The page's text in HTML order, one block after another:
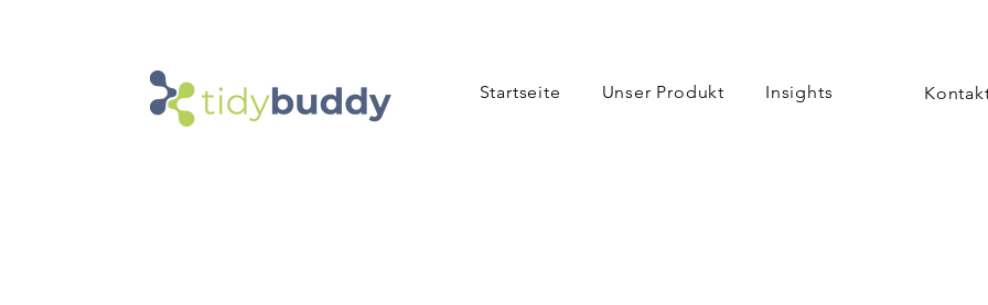
Startseite Unser Produkt Insights